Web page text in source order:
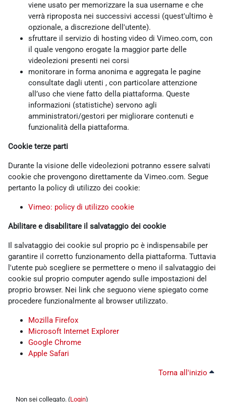
viene usato per memorizzare la sua username e che
verrà riproposta nei successivi accessi (quest'ultimo è
opzionale, a discrezione dell'utente).
sfruttare il servizio di hosting video di Vimeo.com, con
il quale vengono erogate la maggior parte delle
videolezioni presenti nei corsi
monitorare in forma anonima e aggregata le pagine
consultate dagli utenti , con particolare attenzione
all’uso che viene fatto della piattaforma. Queste
informazioni (statistiche) servono agli
amministratori/gestori per migliorare contenuti e
funzionalità della piattaforma.
Cookie terze parti
Durante la visione delle videolezioni potranno essere salvati
cookie che provengono direttamente da Vimeo.com. Segue
pertanto la policy di utilizzo dei cookie:
Vimeo: policy di utilizzo cookie
Abilitare e disabilitare il salvataggio dei cookie
Il salvataggio dei cookie sul proprio pc è indispensabile per
garantire il corretto funzionamento della piattaforma. Tuttavia
l'utente può scegliere se permettere o meno il salvataggio dei
cookie sul proprio computer agendo sulle impostazioni del
proprio browser. Nei link che seguono viene spiegato come
procedere funzionalmente al browser utilizzato.
Mozilla Firefox
Microsoft Internet Explorer
Google Chrome
Apple Safari
Torna all'inizio
Non sei collegato. (Login)